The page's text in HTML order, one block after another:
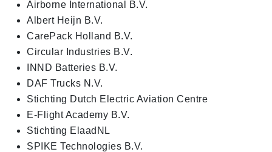
Airborne International B.V.
Albert Heijn B.V.
CarePack Holland B.V.
Circular Industries B.V.
INND Batteries B.V.
DAF Trucks N.V.
Stichting Dutch Electric Aviation Centre
E-Flight Academy B.V.
Stichting ElaadNL
SPIKE Technologies B.V.